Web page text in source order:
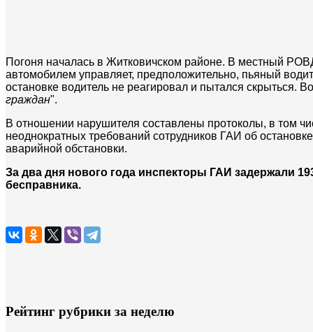
Погоня началась в Житковичском районе. В местный
автомобилем управляет, предположительно, пьяный
остановке водитель не реагировал и пытался скрыться.
граждан".
В отношении нарушителя составлены протоколы, в том
неоднократных требований сотрудников ГАИ об
аварийной обстановки.
За два дня нового года инспекторы ГАИ задержали
бесправника.
Рейтинг рубрики за неделю